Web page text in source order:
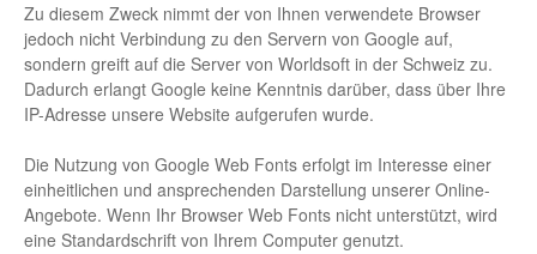
Zu diesem Zweck nimmt der von Ihnen verwendete Browser
jedoch nicht Verbindung zu den Servern von Google auf,
sondern greift auf die Server von Worldsoft in der Schweiz zu.
Dadurch erlangt Google keine Kenntnis darüber, dass über Ihre
IP-Adresse unsere Website aufgerufen wurde.
Die Nutzung von Google Web Fonts erfolgt im Interesse einer
einheitlichen und ansprechenden Darstellung unserer Online-
Angebote. Wenn Ihr Browser Web Fonts nicht unterstützt, wird
eine Standardschrift von Ihrem Computer genutzt.